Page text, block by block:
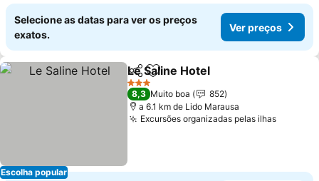
Selecione as datas para ver os preços
exatos.
Ver preços
Escolha popular
PartilharAdicionar aos favoritos
Le Saline Hotel
3 Estrelas
8,3 Muito boa
852
a 6.1 km de Lido Marausa
Excursões organizadas pelas ilhasVer